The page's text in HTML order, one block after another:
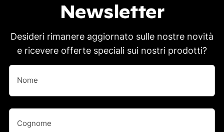
Newsletter
Desideri rimanere aggiornato sulle nostre novità
e ricevere offerte speciali sui nostri prodotti?
Nome
Nome